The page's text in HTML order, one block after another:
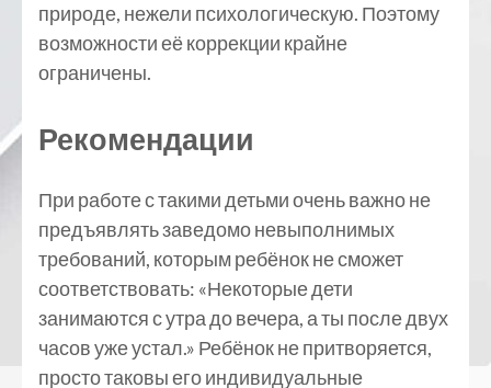
природе, нежели психологическую. Поэтому
возможности её коррекции крайне
ограничены.
Рекомендации
При работе с такими детьми очень важно не
предъявлять заведомо невыполнимых
требований, которым ребёнок не сможет
соответствовать: «Некоторые дети
занимаются с утра до вечера, а ты после двух
часов уже устал.» Ребёнок не притворяется,
просто таковы его индивидуальные